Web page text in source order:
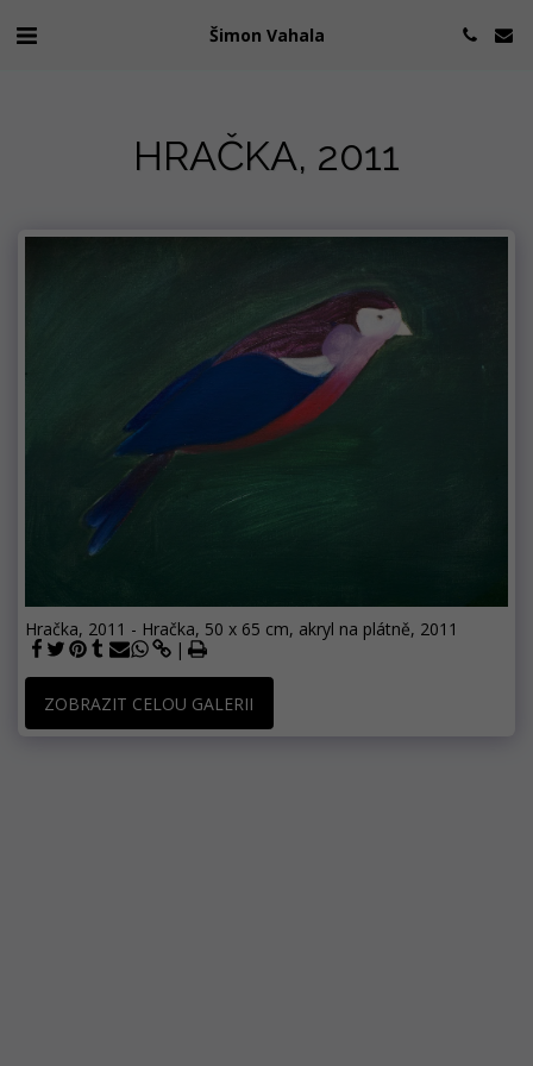
Šimon Vahala
HRAČKA, 2011
Hračka, 2011 - Hračka, 50 x 65 cm, akryl na plátně, 2011
ZOBRAZIT CELOU GALERII